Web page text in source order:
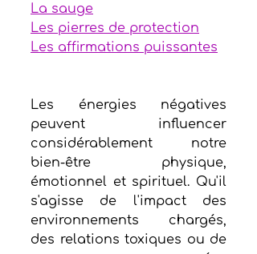
La sauge
Les pierres de protection
Les affirmations puissantes
Les énergies négatives
peuvent influencer
considérablement notre
bien-être physique,
émotionnel et spirituel. Qu'il
s'agisse de l'impact des
environnements chargés,
des relations toxiques ou de